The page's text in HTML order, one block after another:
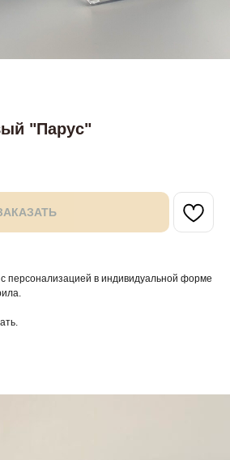
"Парус"
персонализацией в индивидуальной форме